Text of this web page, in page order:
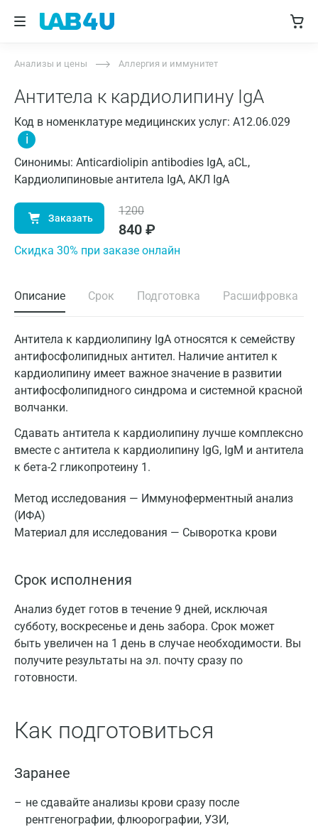
Анализы и цены Аллергия и иммунитет
Антитела к кардиолипину IgA
Код в номенклатуре медицинских услуг: A12.06.029
i
Синонимы: Anticardiolipin antibodies IgA, aCL,
Кардиолипиновые антитела IgA, АКЛ IgA
Заказать
1200
840 ₽
Cкидка 30% при заказе онлайн
Описание Срок Подготовка Расшифровка
Антитела к кардиолипину IgA относятся к семейству
антифосфолипидных антител. Наличие антител к
кардиолипину имеет важное значение в развитии
антифосфолипидного синдрома и системной красной
волчанки.
Сдавать антитела к кардиолипину лучше комплексно
вместе с антитела к кардиолипину IgG, IgM и антитела
к бета-2 гликопротеину 1.
Метод исследования — Иммуноферментный анализ
(ИФА)
Материал для исследования — Сыворотка крови
Срок исполнения
Анализ будет готов в течение 9 дней, исключая
субботу, воскресенье и день забора. Срок может
быть увеличен на 1 день в случае необходимости. Вы
получите результаты на эл. почту сразу по
готовности.
Как подготовиться
Заранее
не сдавайте анализы крови сразу после
рентгенографии, флюорографии, УЗИ,